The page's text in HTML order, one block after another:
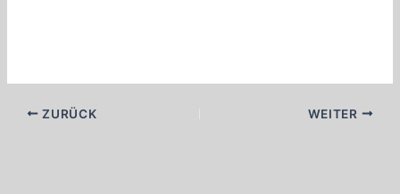
Beitragsnavigation
ZURÜCK WEITER